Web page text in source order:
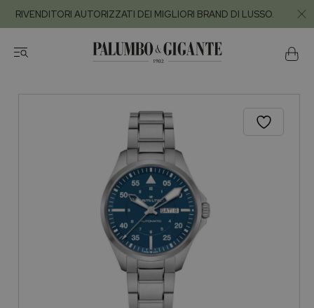
RIVENDITORI AUTORIZZATI DEI MIGLIORI BRAND DI LUSSO.